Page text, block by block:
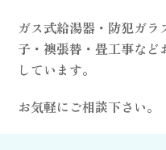
ガス式給湯器・防犯ガ
子・襖張替・畳工事な
しています。
お気軽にご相談下さい。